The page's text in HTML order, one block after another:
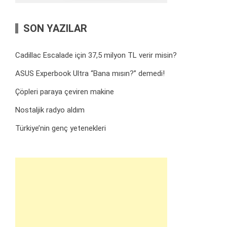
SON YAZILAR
Cadillac Escalade için 37,5 milyon TL verir misin?
ASUS Experbook Ultra “Bana mısın?” demedi!
Çöpleri paraya çeviren makine
Nostaljik radyo aldım
Türkiye’nin genç yetenekleri